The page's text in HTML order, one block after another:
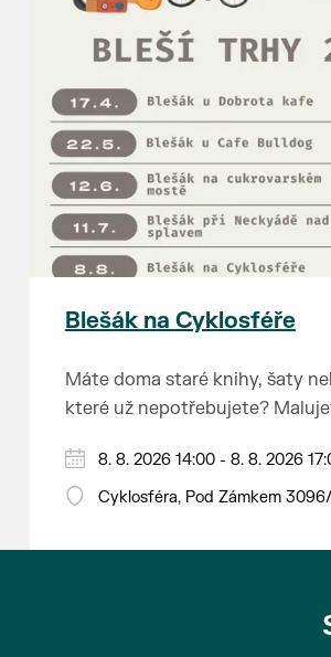
16:00 - odpolední zábava na
21:00 - večerní zábava
K tanci a poslechu bude hrát DH
Lanžhotčané.
Těšíme se na Vás!
Blešák na Cyklosféře
Máte doma staré knihy, šaty
které už nepotřebujete?
Chcete se zbavit staré sbírky,
zbytečně leží na půdě? Překáží
Anebo byste rádi našli poklady
Prodejce prosíme tradičně o
8. 8. 2026 14:00 - 8. 8. 2026
Cyklosféra, Pod Zámkem